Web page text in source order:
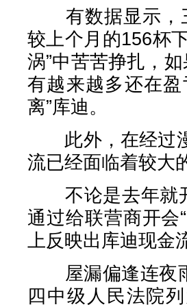
有数据显示，
较上个月的156杯
涡”中苦苦挣扎，
有越来越多还在
离”库迪。
此外，在经过漫
流已经面临着较大
不论是去年就开
通过给联营商开会
上反映出库迪现金
屋漏偏逢连夜雨
四中级人民法院